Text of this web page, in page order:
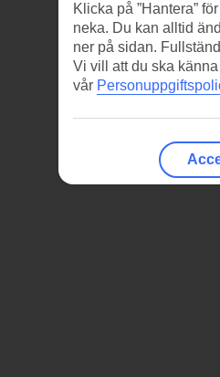
Klicka på ”Hantera”
neka. Du kan alltid
ner på sidan.
Vi vill att du ska
vår